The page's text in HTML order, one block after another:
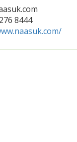
8444